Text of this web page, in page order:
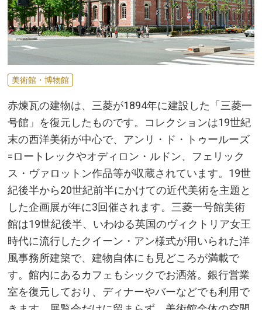
美術館・博物館
赤煉瓦の建物は、三菱が1894年に建設した「三菱一
号館」を復元したものです。コレクションは19世紀
末の西洋美術が中心で、アンリ・ド・トゥールーズ
=ロートレックやオディロン・ルドン、フェリック
ス・ヴァロットン作品等が収蔵されています。19世
紀後半から20世紀前半にかけての近代美術を主題と
した企画展が年に3回催されます。三菱一号館美術
館は19世紀後半、いわゆる英国のヴィクトリア女王
時代に流行したクイーン・アン様式が用いられた洋
風事務所建築で、建物自体にも見どころが満載で
す。館内にあるカフェもシックでお洒落。銀行営業
室を復元しており、ディナーやバーなどでも利用で